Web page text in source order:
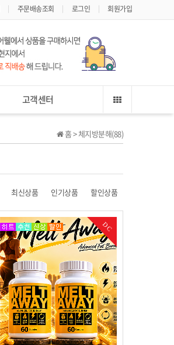
주문배송조회 로그인 회원가입
고객센터
홈 >체지방분해(88)
최신상품 인기상품 할인상품
DC